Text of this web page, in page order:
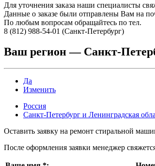
Для уточнения заказа наши специалисты
Данные о заказе были отправлены Вам на
По любым вопросам обращайтесь по тел.
8 (812) 988-54-01 (Санкт-Петербург)
Ваш регион — Санкт-
Да
Изменить
Россия
Санкт-Петербург и Ленинградская
Оставить заявку на ремонт стиральной
После оформления заявки менеджер